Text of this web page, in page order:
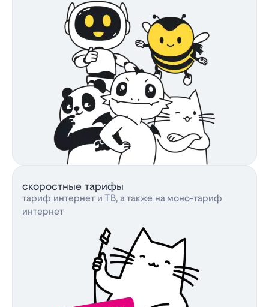
скоростные тарифы
тариф интернет и ТВ, а также на моно-тариф
интернет